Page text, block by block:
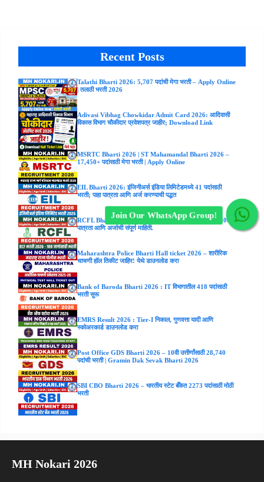
Recent Posts
Talathi Bharti 2026: 5,707 पदांची मेगा भरती – Apply Online
| तलाठी भरती 2026
Adivasi Vibhag Chowkidar Admit Card 2026: आदिवासी
विकास विभाग चौकीदार प्रवेशपत्र जाहीर; Download Link
MSRTC Bharti 2026 | ST Mahamandal Bharti 2026 –
17,450+ पदांसाठी मेगा भरती | Apply Online
EIL Bharti 2026: इंजिनीअर्स इंडिया लिमिटेडमध्ये 41 पदांसाठी
भरती; पाहा पात्रता आणि अर्ज करण्याची पद्धत
RCFL Bharti 2026: 188 जागांसाठी मोठी भरती! पगार ₹47,800;
पात्रता आणि अर्जाची संपूर्ण माहिती.
Maharashtra Police Bharti Hall ticket 2026 – शारीरिक
चाचणी हॉल तिकीट जाहिर! येथे डाउनलोड करा
Bank of Baroda Bharti 2026 : IT विभागातील 418 पदांसाठी
भरती सुरू
EMRS Result 2026 : Tier-I निकाल, गुणवत्ता यादी आणि
स्कोअरकार्ड डाउनलोड करा
Post Office GDS Bharti 2026 – 10वी उत्तीर्णांसाठी 28,740
पदांची भरती | Gramin Dak Sevak Bharti 2026
SBI CBO Bharti 2026 – भारतीय स्टेट बँकेत 2273 पदांसाठी मोठी
भरती
MH Nokari 2026
Join Our WhatsApp Group!